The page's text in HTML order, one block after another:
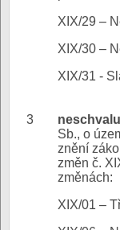
XIX/29 –
XIX/30 –
XIX/31 -
3
Sb., o
znění
změn č.
změnách:
XIX/01 –